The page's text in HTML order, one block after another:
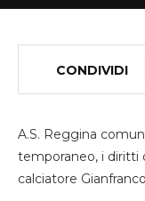
CONDIVIDI
A.S. Reggina
temporaneo, i diritti
calciatore